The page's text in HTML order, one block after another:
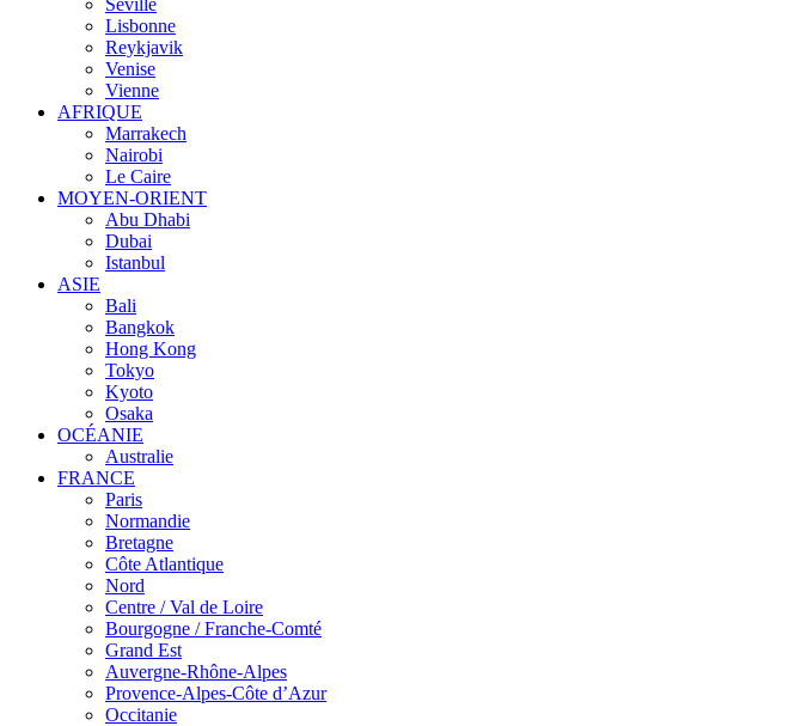
Séville
Lisbonne
Reykjavik
Venise
Vienne
AFRIQUE
Marrakech
Nairobi
Le Caire
MOYEN-ORIENT
Abu Dhabi
Dubai
Istanbul
ASIE
Bali
Bangkok
Hong Kong
Tokyo
Kyoto
Osaka
OCÉANIE
Australie
FRANCE
Paris
Normandie
Bretagne
Côte Atlantique
Nord
Centre / Val de Loire
Bourgogne / Franche-Comté
Grand Est
Auvergne-Rhône-Alpes
Provence-Alpes-Côte d’Azur
Occitanie